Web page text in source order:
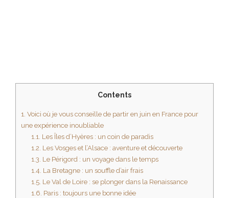
Contents
1. Voici où je vous conseille de partir en juin en France pour
une expérience inoubliable
1.1. Les Îles d’Hyères : un coin de paradis
1.2. Les Vosges et l’Alsace : aventure et découverte
1.3. Le Périgord : un voyage dans le temps
1.4. La Bretagne : un souffle d’air frais
1.5. Le Val de Loire : se plonger dans la Renaissance
1.6. Paris : toujours une bonne idée